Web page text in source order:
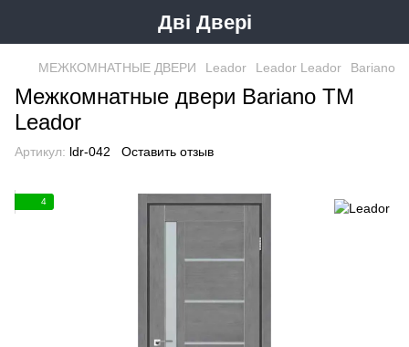
Дві Двері
МЕЖКОМНАТНЫЕ ДВЕРИ Leador Leador Leador Bariano
Межкомнатные двери Bariano ТМ
Leador
Артикул: ldr-042 Оставить отзыв
4